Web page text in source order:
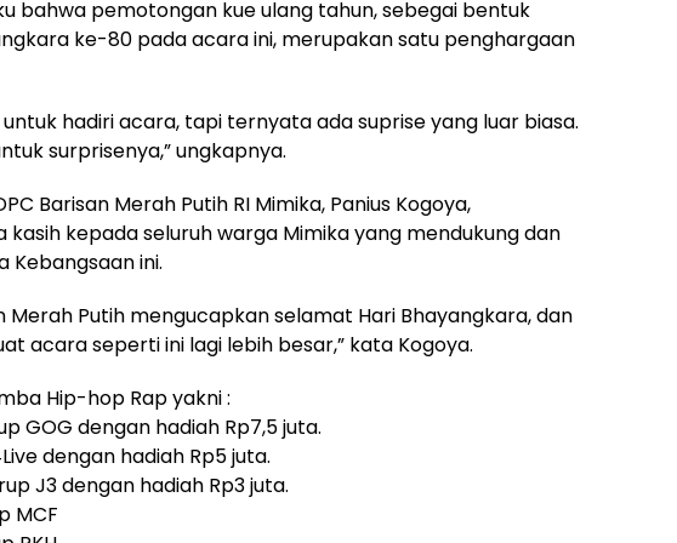
bahwa pemotongan kue ulang tahun, sebegai bentuk
ke-80 pada acara ini, merupakan satu penghargaan
hadiri acara, tapi ternyata ada suprise yang luar biasa.
surprisenya,” ungkapnya.
Barisan Merah Putih RI Mimika, Panius Kogoya,
kepada seluruh warga Mimika yang mendukung dan
Kebangsaan ini.
Merah Putih mengucapkan selamat Hari Bhayangkara, dan
acara seperti ini lagi lebih besar,” kata Kogoya.
Hip-hop Rap yakni :
GOG dengan hadiah Rp7,5 juta.
dengan hadiah Rp5 juta.
J3 dengan hadiah Rp3 juta.
MCF